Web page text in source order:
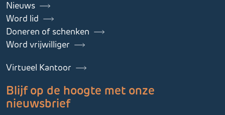
Nieuws
Word lid
Doneren of schenken
Word vrijwilliger
Virtueel Kantoor
Blijf op de hoogte met onze
nieuwsbrief